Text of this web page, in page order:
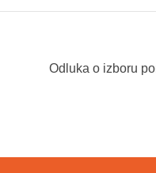
Odluka o izboru